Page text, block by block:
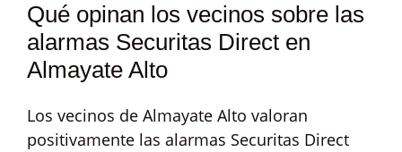
Qué opinan los vecinos sobre las
alarmas Securitas Direct en
Almayate Alto
Los vecinos de Almayate Alto valoran
positivamente las alarmas Securitas Direct